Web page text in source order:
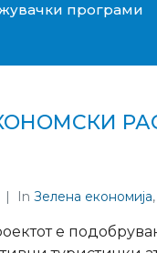
програми
In Зелена економија
е